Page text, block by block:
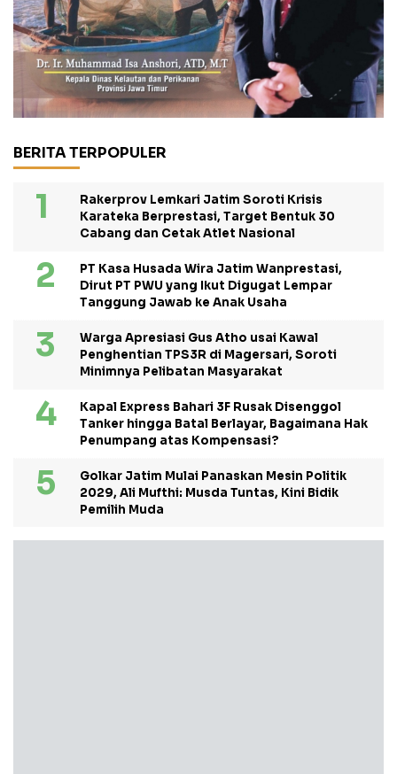
BERITA TERPOPULER
Rakerprov Lemkari Jatim Soroti Krisis
Karateka Berprestasi, Target Bentuk 30
Cabang dan Cetak Atlet Nasional
PT Kasa Husada Wira Jatim Wanprestasi,
Dirut PT PWU yang Ikut Digugat Lempar
Tanggung Jawab ke Anak Usaha
Warga Apresiasi Gus Atho usai Kawal
Penghentian TPS3R di Magersari, Soroti
Minimnya Pelibatan Masyarakat
Kapal Express Bahari 3F Rusak Disenggol
Tanker hingga Batal Berlayar, Bagaimana Hak
Penumpang atas Kompensasi?
Golkar Jatim Mulai Panaskan Mesin Politik
2029, Ali Mufthi: Musda Tuntas, Kini Bidik
Pemilih Muda